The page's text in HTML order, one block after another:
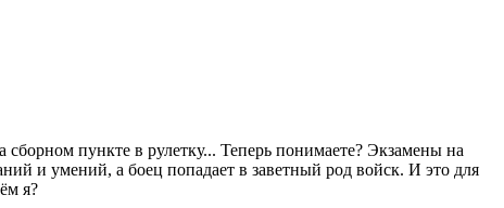
пункте в рулетку... Теперь понимаете? Экзамены на
и умений, а боец попадает в заветный род войск. И это для
я?